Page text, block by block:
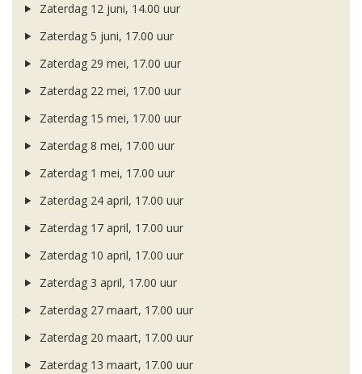
Zaterdag 12 juni, 14.00 uur
Zaterdag 5 juni, 17.00 uur
Zaterdag 29 mei, 17.00 uur
Zaterdag 22 mei, 17.00 uur
Zaterdag 15 mei, 17.00 uur
Zaterdag 8 mei, 17.00 uur
Zaterdag 1 mei, 17.00 uur
Zaterdag 24 april, 17.00 uur
Zaterdag 17 april, 17.00 uur
Zaterdag 10 april, 17.00 uur
Zaterdag 3 april, 17.00 uur
Zaterdag 27 maart, 17.00 uur
Zaterdag 20 maart, 17.00 uur
Zaterdag 13 maart, 17.00 uur